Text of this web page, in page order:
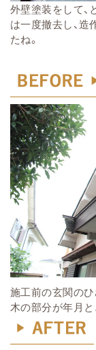
外壁塗装をして、
は一度撤去し、
たね。
施工前の玄関のひ
木の部分が年月